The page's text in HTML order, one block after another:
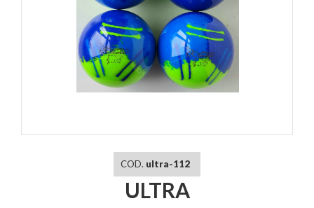
COD. ultra-112
ULTRA